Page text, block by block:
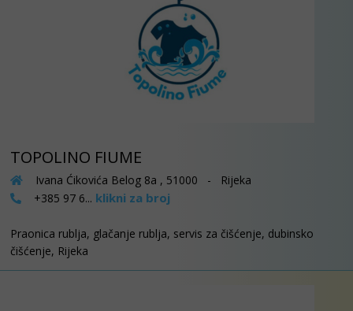
TOPOLINO FIUME
Ivana Ćikovića Belog 8a , 51000 - Rijeka
+385 97 6... klikni za broj
Praonica rublja, glačanje rublja, servis za čišćenje, dubinsko
čišćenje, Rijeka